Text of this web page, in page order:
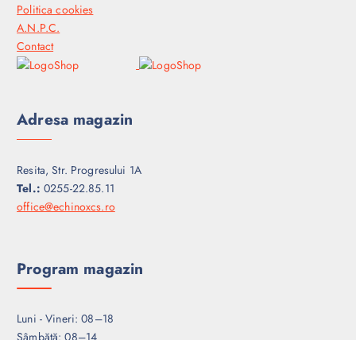
Politica cookies
A.N.P.C.
Contact
Adresa magazin
Resita, Str. Progresului 1A
Tel.: 0255-22.85.11
office@echinoxcs.ro
Program magazin
Luni - Vineri: 08–18